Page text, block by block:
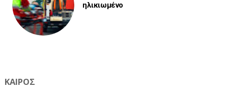
ηλικιωμένο
ΚΑΙΡΟΣ